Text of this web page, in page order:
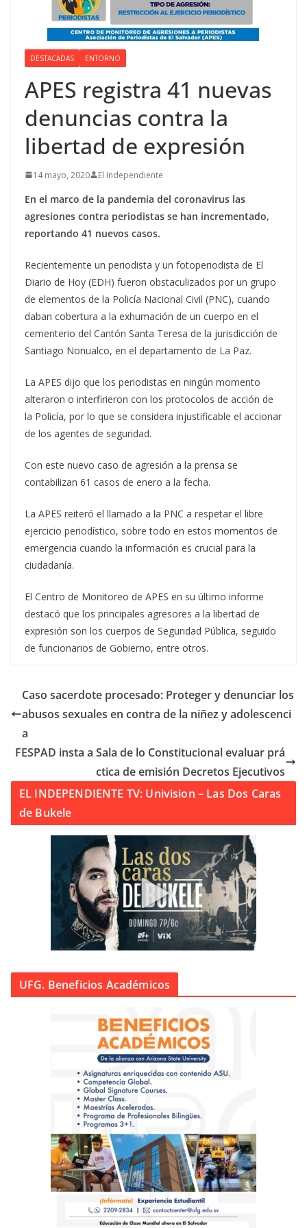
DESTACADAS ENTORNO
APES registra 41 nuevas
denuncias contra la
libertad de expresión
14 mayo, 2020 El Independiente
En el marco de la pandemia del coronavirus las
agresiones contra periodistas se han incrementado,
reportando 41 nuevos casos.
Recientemente un periodista y un fotoperiodista de El
Diario de Hoy (EDH) fueron obstaculizados por un grupo
de elementos de la Policía Nacional Civil (PNC), cuando
daban cobertura a la exhumación de un cuerpo en el
cementerio del Cantón Santa Teresa de la jurisdicción de
Santiago Nonualco, en el departamento de La Paz.
La APES dijo que los periodistas en ningún momento
alteraron o interfirieron con los protocolos de acción de
la Policía, por lo que se considera injustificable el accionar
de los agentes de seguridad.
Con este nuevo caso de agresión a la prensa se
contabilizan 61 casos de enero a la fecha.
La APES reiteró el llamado a la PNC a respetar el libre
ejercicio periodístico, sobre todo en estos momentos de
emergencia cuando la información es crucial para la
ciudadanía.
El Centro de Monitoreo de APES en su último informe
destacó que los principales agresores a la libertad de
expresión son los cuerpos de Seguridad Pública, seguido
de funcionarios de Gobierno, entre otros.
Caso sacerdote procesado: Proteger y denunciar los
abusos sexuales en contra de la niñez y adolescenci
a
FESPAD insta a Sala de lo Constitucional evaluar prá
ctica de emisión Decretos Ejecutivos
EL INDEPENDIENTE TV: Univision – Las Dos Caras
de Bukele
UFG. Beneficios Académicos